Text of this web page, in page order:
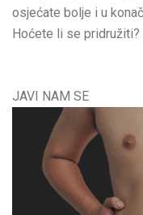
osjećate bolje i u
Hoćete li se pridružiti?
JAVI NAM SE